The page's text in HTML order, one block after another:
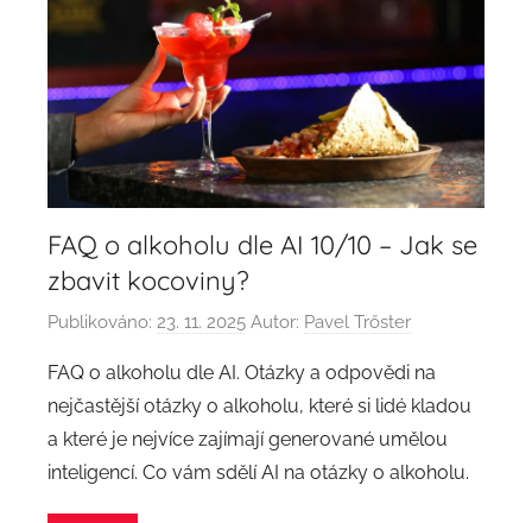
FAQ o alkoholu dle AI 10/10 – Jak se
zbavit kocoviny?
Publikováno: 23. 11. 2025 Autor: Pavel Trőster
FAQ o alkoholu dle AI. Otázky a odpovědi na
nejčastější otázky o alkoholu, které si lidé kladou
a které je nejvíce zajímají generované umělou
inteligencí. Co vám sdělí AI na otázky o alkoholu.